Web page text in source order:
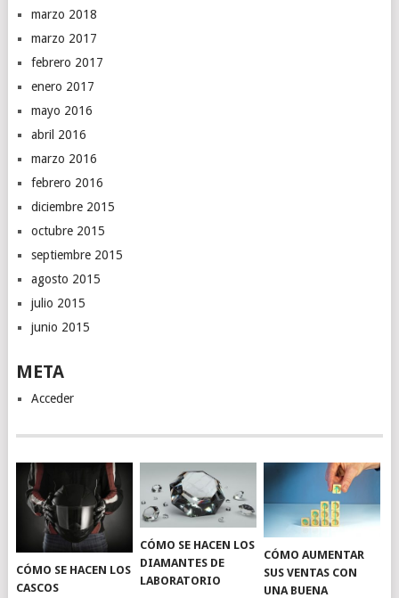
marzo 2018
marzo 2017
febrero 2017
enero 2017
mayo 2016
abril 2016
marzo 2016
febrero 2016
diciembre 2015
octubre 2015
septiembre 2015
agosto 2015
julio 2015
junio 2015
META
Acceder
CÓMO SE HACEN LOS
CASCOS
CÓMO SE HACEN LOS
DIAMANTES DE
LABORATORIO
CÓMO AUMENTAR
SUS VENTAS CON
UNA BUENA